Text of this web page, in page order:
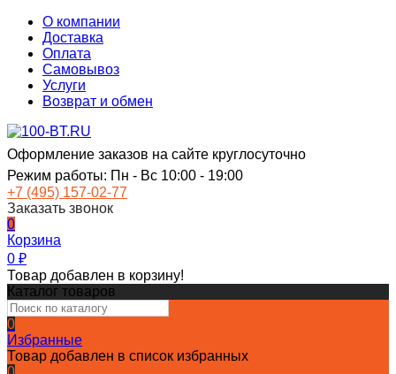
О компании
Доставка
Оплата
Самовывоз
Услуги
Возврат и обмен
Оформление заказов на сайте круглосуточно
Режим работы: Пн - Вс 10:00 - 19:00
+7 (495) 157-02-77
Заказать звонок
0
Корзина
0 ₽
Товар добавлен в корзину!
Каталог товаров
0
Избранные
Товар добавлен в список избранных